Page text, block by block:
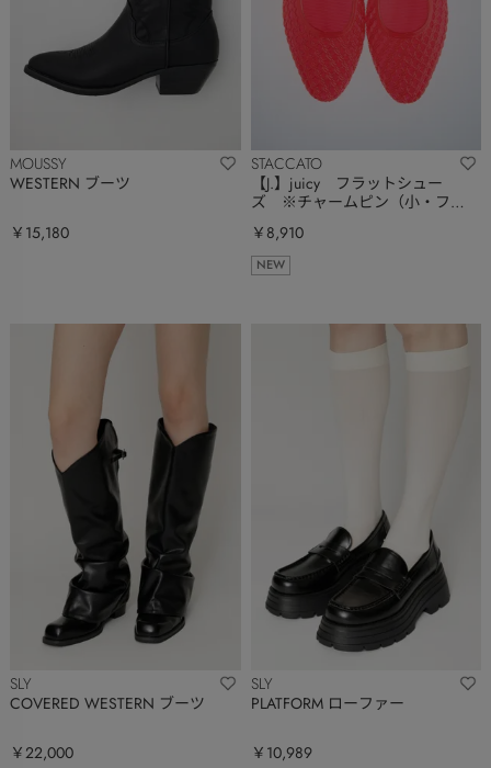
MOUSSY
WESTERN ブーツ
￥15,180
STACCATO
【J.】juicy フラットシュー
ズ ※チャームピン（小・フリ
￥8,910
NEW
SLY
COVERED WESTERN ブーツ
￥22,000
SLY
PLATFORM ローファー
￥10,989